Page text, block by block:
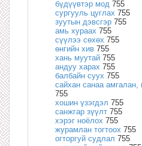
бүдүүвтэр мод 755
сургууль цуглах 755
зуутын дэвсгэр 755
амь хураах 755
сүүлээ сөхөх 755
өнгийн хив 755
хань муутай 755
андуу харах 755
балбайн суух 755
сайхан санаа амгалан,
755
хошин үзэгдэл 755
санжгар зүүлт 755
хэрэг ноёлох 755
журамлан тогтоох 755
огторгуй судлал 755